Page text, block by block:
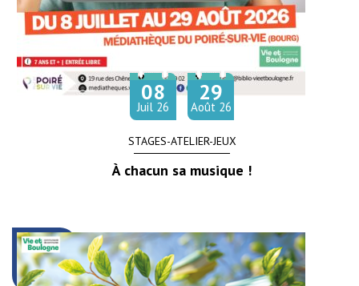
STAGES-ATELIER-JEUX
À chacun sa musique !
Du 08
Juil let
26
au 29
Août 26